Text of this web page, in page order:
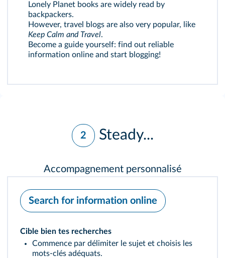
Lonely Planet books are widely read by
backpackers.
However, travel blogs are also very popular, like
Keep Calm and Travel.
Become a guide yourself: find out reliable
information online and start blogging!
2 Steady...
Accompagnement personnalisé
Search for information online
Cible bien tes recherches
Commence par délimiter le sujet et choisis les
mots-clés adéquats.